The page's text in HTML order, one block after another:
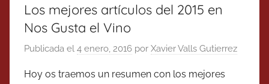
Los mejores artículos del 2015 en
Nos Gusta el Vino
Publicada el 4 enero, 2016 por Xavier Valls Gutierrez
Hoy os traemos un resumen con los mejores